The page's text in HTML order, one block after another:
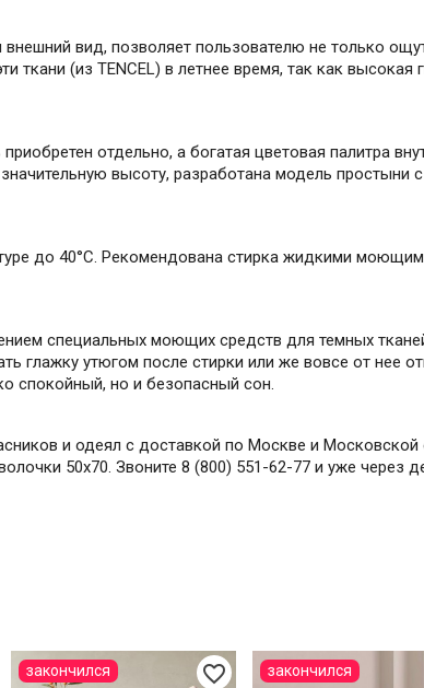
вид, позволяет пользователю не только
(из TENCEL) в летнее время, так как высокая
отдельно, а богатая цветовая палитра
высоту, разработана модель простыни
до 40°С. Рекомендована стирка жидкими
специальных моющих средств для темных
утюгом после стирки или же вовсе от нее
спокойный, но и безопасный сон.
и одеял с доставкой по Москве и Московской
50х70. Звоните 8 (800) 551-62-77 и уже через
favorite_border
закончился закончился